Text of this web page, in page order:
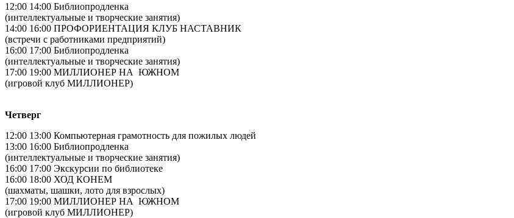
12:00 14:00 Библиопродленка
(интеллектуальные и творческие занятия)
14:00 16:00 ПРОФОРИЕНТАЦИЯ КЛУБ НАСТАВНИК
(встречи с работниками предприятий)
16:00 17:00 Библиопродленка
(интеллектуальные и творческие занятия)
17:00 19:00 МИЛЛИОНЕР НА ЮЖНОМ
(игровой клуб МИЛЛИОНЕР)
Четверг
12:00 13:00 Компьютерная грамотность для пожилых людей
13:00 16:00 Библиопродленка
(интеллектуальные и творческие занятия)
16:00 17:00 Экскурсии по библиотеке
16:00 18:00 ХОД КОНЕМ
(шахматы, шашки, лото для взрослых)
17:00 19:00 МИЛЛИОНЕР НА ЮЖНОМ
(игровой клуб МИЛЛИОНЕР)